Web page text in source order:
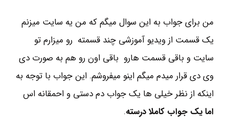
من برای جواب به این سوال میگم که من یه سایت میزنم
یک قسمت از ویدیو آموزشی چند قسمته رو میزارم تو
سایت و باقی قسمت هارو باقی اون رو هم به صورت دی
وی دی قرار میدم میگم اینو میفروشم. این جواب با توجه به
اینکه از نظر خیلی ها یک جواب دم دستی و احمقانه اس
اما یک جواب کاملا درسته.